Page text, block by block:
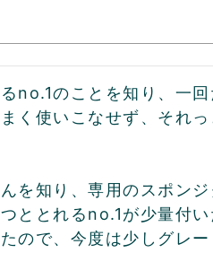
no.1のことを知り、一
く使いこなせず、それ
を知り、専用のスポン
ととれるno.1が少量付
ので、今度は少しグレ